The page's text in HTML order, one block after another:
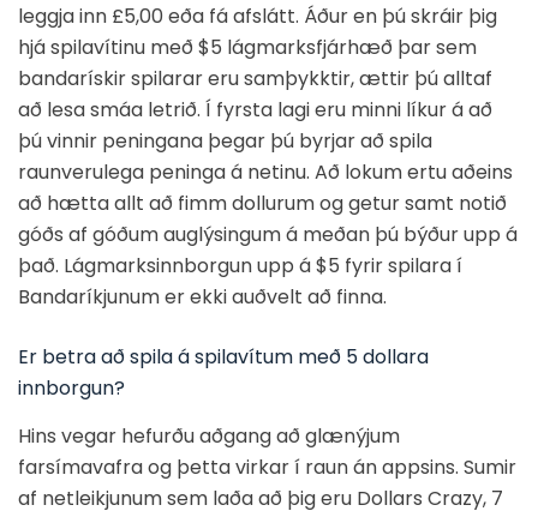
leggja inn £5,00 eða fá afslátt. Áður en þú skráir þig
hjá spilavítinu með $5 lágmarksfjárhæð þar sem
bandarískir spilarar eru samþykktir, ættir þú alltaf
að lesa smáa letrið. Í fyrsta lagi eru minni líkur á að
þú vinnir peningana þegar þú byrjar að spila
raunverulega peninga á netinu. Að lokum ertu aðeins
að hætta allt að fimm dollurum og getur samt notið
góðs af góðum auglýsingum á meðan þú býður upp á
það. Lágmarksinnborgun upp á $5 fyrir spilara í
Bandaríkjunum er ekki auðvelt að finna.
Er betra að spila á spilavítum með 5 dollara
innborgun?
Hins vegar hefurðu aðgang að glænýjum
farsímavafra og þetta virkar í raun án appsins. Sumir
af netleikjunum sem laða að þig eru Dollars Crazy, 7